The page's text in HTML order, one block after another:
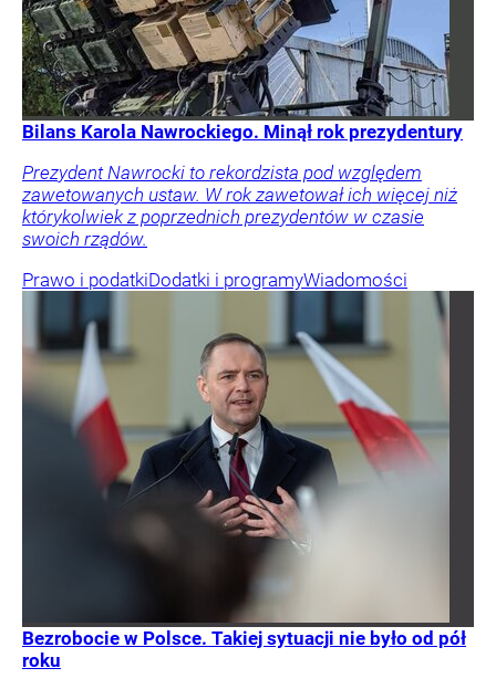
Bilans Karola Nawrockiego. Minął rok prezydentury
Prezydent Nawrocki to rekordzista pod względem
zawetowanych ustaw. W rok zawetował ich więcej niż
którykolwiek z poprzednich prezydentów w czasie
swoich rządów.
Prawo i podatkiDodatki i programyWiadomości
Bezrobocie w Polsce. Takiej sytuacji nie było od pół
roku